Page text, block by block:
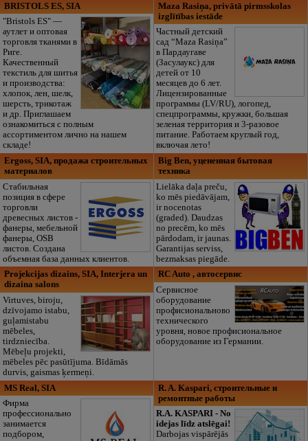
BRISTOLS ES, SIA
"Bristols ES" —
аутлет и оптовая
торговля тканями в
Риге.
Качественный
текстиль для шитья
и производства:
хлопок, лен, шелк,
шерсть, трикотаж
и др. Приглашаем
ознакомиться с полным
ассортиментом лично на нашем
складе!
Maza Rasiņa, privātā pirmsskolas
izglītības iestāde
Частный детский
сад “Maza Rasiņa”
в Пардаугаве
(Засулаукс) для
детей от 10
месяцев до 6 лет.
Лицензированные
программы (LV/RU), логопед,
спецпрограммы, кружки, большая
зеленая территория и 3-разовое
питание. Работаем круглый год,
включая лето!
Ergoss, SIA, продажа строительных
материалов
Cтабильная
позиция в сфере
торговли
древесных листов -
фанеры, мебельной
фанеры, OSB
листов. Создана
объемная база данных клиентов.
Big Ben, уцененная бытовая
техника
Lielāka daļa preču,
ko mēs piedāvājam,
ir nocenotas
(graded). Daudzas
no precēm, ko mēs
pārdodam, ir jaunas.
Garantijas serviss,
bezmaksas piegāde.
Projekcijas dizains, SIA, Interjera un
dizaina salons
Virtuves, biroju,
dzīvojamo istabu,
guļamistabu
mēbeles,
tirdzniecība.
Mēbeļu projekti,
mēbeles pēc pasūtījuma. Bīdāmās
durvis, gaismas ķermeņi.
RC Auto , автосервис
Сервисное
оборудование
профисиональново
технического
уровня, новое профисиональное
оборудование из Германии.
MS Real, SIA
Фирма
профессионально
занимается
подбором,
R. A. Kaspari, cтроительные и
ремонтные работы
R.A. KASPARI - No
idejas līdz atslēgai!
Darbojas vispārējās